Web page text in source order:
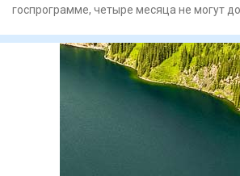
госпрограмме, четыре месяца не могут